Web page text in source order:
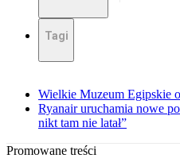
Tagi
Wielkie Muzeum Egipskie
Ryanair uruchamia nowe
nikt tam nie latał”
Promowane treści